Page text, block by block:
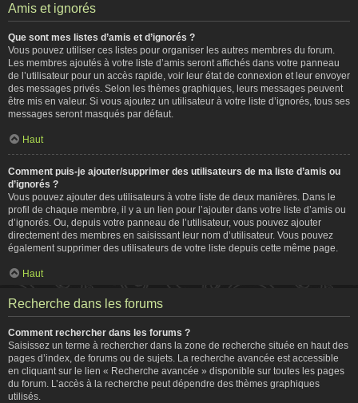
Amis et ignorés
Que sont mes listes d’amis et d’ignorés ?
Vous pouvez utiliser ces listes pour organiser les autres membres du forum.
Les membres ajoutés à votre liste d’amis seront affichés dans votre panneau
de l’utilisateur pour un accès rapide, voir leur état de connexion et leur envoyer
des messages privés. Selon les thèmes graphiques, leurs messages peuvent
être mis en valeur. Si vous ajoutez un utilisateur à votre liste d’ignorés, tous ses
messages seront masqués par défaut.
Haut
Comment puis-je ajouter/supprimer des utilisateurs de ma liste d’amis ou
d’ignorés ?
Vous pouvez ajouter des utilisateurs à votre liste de deux manières. Dans le
profil de chaque membre, il y a un lien pour l’ajouter dans votre liste d’amis ou
d’ignorés. Ou, depuis votre panneau de l’utilisateur, vous pouvez ajouter
directement des membres en saisissant leur nom d’utilisateur. Vous pouvez
également supprimer des utilisateurs de votre liste depuis cette même page.
Haut
Recherche dans les forums
Comment rechercher dans les forums ?
Saisissez un terme à rechercher dans la zone de recherche située en haut des
pages d’index, de forums ou de sujets. La recherche avancée est accessible
en cliquant sur le lien « Recherche avancée » disponible sur toutes les pages
du forum. L’accès à la recherche peut dépendre des thèmes graphiques
utilisés.